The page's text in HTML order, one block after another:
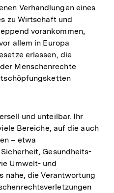
Verhandlungen eines
zu Wirtschaft und
vorankommen,
allem in Europa
erlassen, die
Menschenrechte
und unteilbar. Ihr
Bereiche, auf die auch
– etwa
Gesundheits-
Umwelt- und
nahe, die Verantwortung